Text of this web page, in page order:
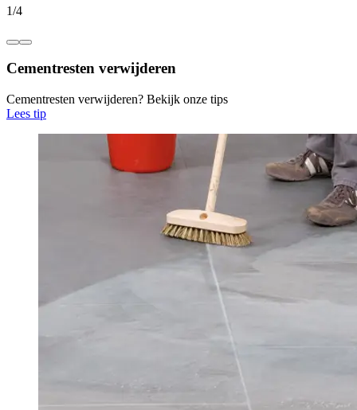
1/4
Cementresten verwijderen
Cementresten verwijderen? Bekijk onze tips
Lees tip